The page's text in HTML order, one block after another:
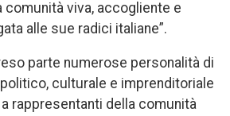
comunità viva, accogliente e
alle sue radici italiane”.
parte numerose personalità di
culturale e imprenditoriale
rappresentanti della comunità